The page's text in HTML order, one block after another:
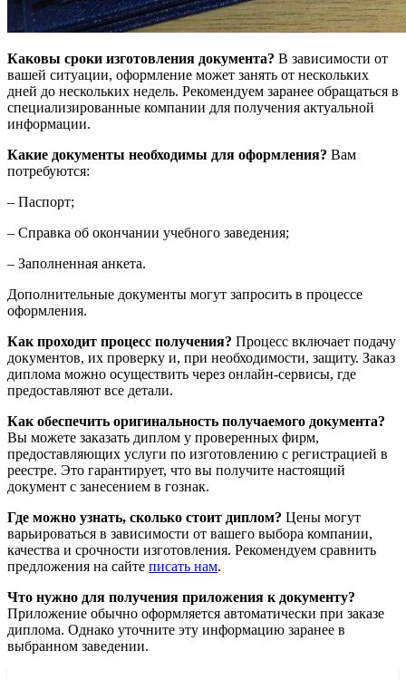
Каковы сроки изготовления документа? В зависимости от
вашей ситуации, оформление может занять от нескольких
дней до нескольких недель. Рекомендуем заранее обращаться в
специализированные компании для получения актуальной
информации.
Какие документы необходимы для оформления? Вам
потребуются:
– Паспорт;
– Справка об окончании учебного заведения;
– Заполненная анкета.
Дополнительные документы могут запросить в процессе
оформления.
Как проходит процесс получения? Процесс включает подачу
документов, их проверку и, при необходимости, защиту. Заказ
диплома можно осуществить через онлайн-сервисы, где
предоставляют все детали.
Как обеспечить оригинальность получаемого документа?
Вы можете заказать диплом у проверенных фирм,
предоставляющих услуги по изготовлению с регистрацией в
реестре. Это гарантирует, что вы получите настоящий
документ с занесением в гознак.
Где можно узнать, сколько стоит диплом? Цены могут
варьироваться в зависимости от вашего выбора компании,
качества и срочности изготовления. Рекомендуем сравнить
предложения на сайте писать нам.
Что нужно для получения приложения к документу?
Приложение обычно оформляется автоматически при заказе
диплома. Однако уточните эту информацию заранее в
выбранном заведении.